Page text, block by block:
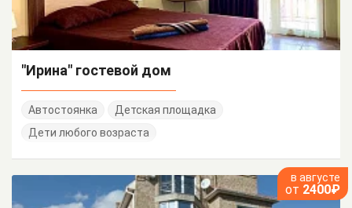
"Ирина" гостевой дом
Автостоянка
Детская площадка
Дети любого возраста
в августе
от 2400₽